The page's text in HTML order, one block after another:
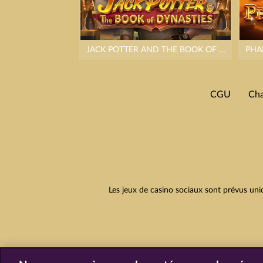
JACK POTTER AND THE BOOK OF DYNASTIES
CGU
Les jeux de casino sociaux sont prévus